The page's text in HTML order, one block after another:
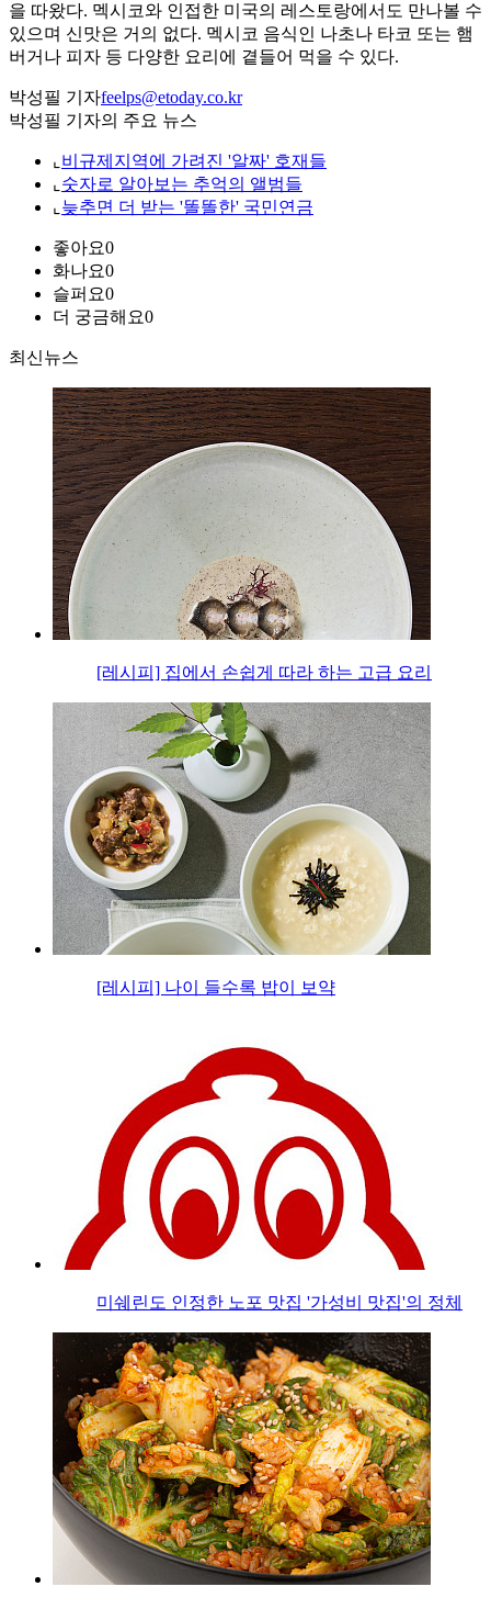
을 따왔다. 멕시코와 인접한 미국의 레스토랑에서도 만나볼 수
있으며 신맛은 거의 없다. 멕시코 음식인 나초나 타코 또는 햄
버거나 피자 등 다양한 요리에 곁들어 먹을 수 있다.
박성필 기자feelps@etoday.co.kr
박성필 기자의 주요 뉴스
⌞ 비규제지역에 가려진 '알짜' 호재들
⌞ 숫자로 알아보는 추억의 앨범들
⌞ 늦추면 더 받는 '똘똘한' 국민연금
좋아요0
화나요0
슬퍼요0
더 궁금해요0
최신뉴스
[레시피] 집에서 손쉽게 따라 하는 고급 요리
[레시피] 나이 들수록 밥이 보약
미쉐린도 인정한 노포 맛집 '가성비 맛집'의 정체